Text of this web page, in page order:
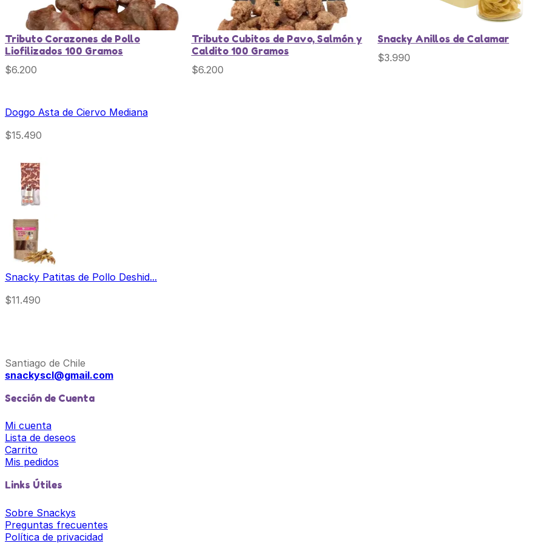
Tributo Corazones de Pollo
Liofilizados 100 Gramos
$6.200
Tributo Cubitos de Pavo, Salmón y
Caldito 100 Gramos
$6.200
Snacky Anillos de Calamar
$3.990
Doggo Asta de Ciervo Mediana
$15.490
Snacky Patitas de Pollo Deshid...
$11.490
Santiago de Chile
snackyscl@gmail.com
Sección de Cuenta
Mi cuenta
Lista de deseos
Carrito
Mis pedidos
Links Útiles
Sobre Snackys
Preguntas frecuentes
Política de privacidad